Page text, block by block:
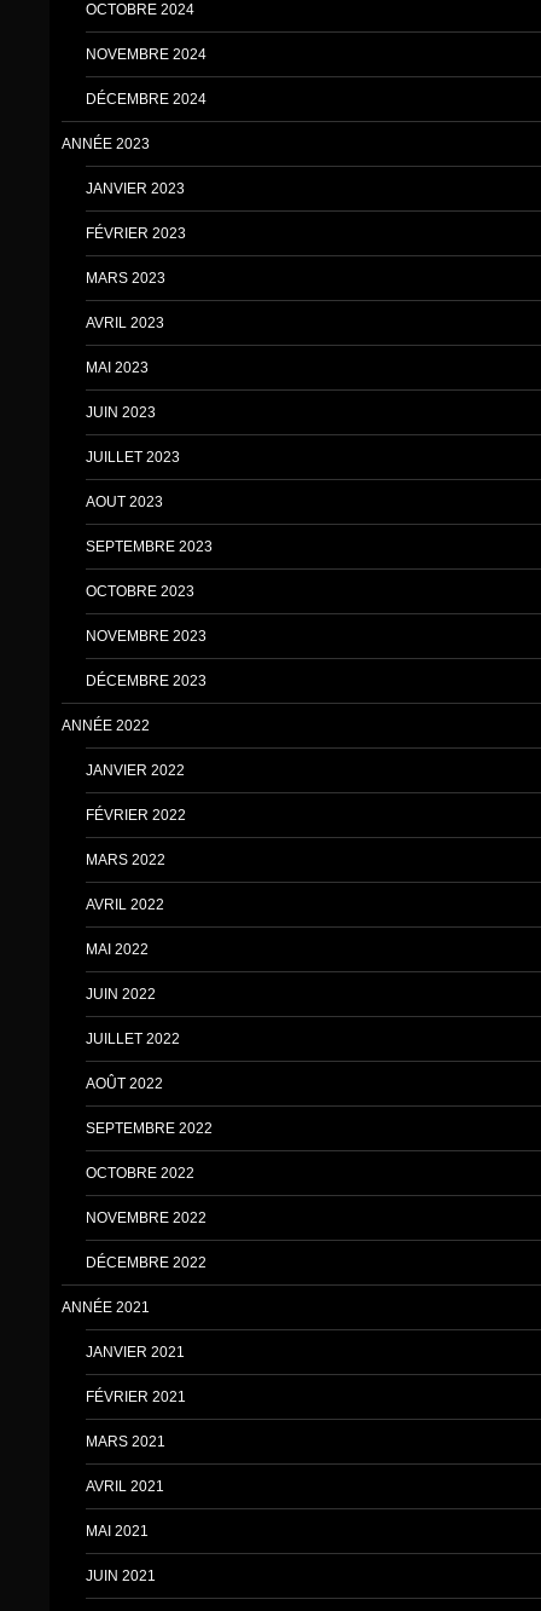
OCTOBRE 2024
NOVEMBRE 2024
DÉCEMBRE 2024
ANNÉE 2023
JANVIER 2023
FÉVRIER 2023
MARS 2023
AVRIL 2023
MAI 2023
JUIN 2023
JUILLET 2023
AOUT 2023
SEPTEMBRE 2023
OCTOBRE 2023
NOVEMBRE 2023
DÉCEMBRE 2023
ANNÉE 2022
JANVIER 2022
FÉVRIER 2022
MARS 2022
AVRIL 2022
MAI 2022
JUIN 2022
JUILLET 2022
AOÛT 2022
SEPTEMBRE 2022
OCTOBRE 2022
NOVEMBRE 2022
DÉCEMBRE 2022
ANNÉE 2021
JANVIER 2021
FÉVRIER 2021
MARS 2021
AVRIL 2021
MAI 2021
JUIN 2021